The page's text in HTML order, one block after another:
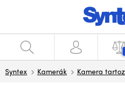
Syntex Kamerák Kamera